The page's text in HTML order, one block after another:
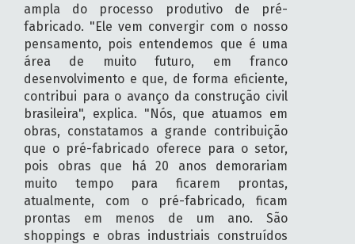
ampla do processo produtivo de pré-
fabricado. "Ele vem convergir com o nosso
pensamento, pois entendemos que é uma
área de muito futuro, em franco
desenvolvimento e que, de forma eficiente,
contribui para o avanço da construção civil
brasileira", explica. "Nós, que atuamos em
obras, constatamos a grande contribuição
que o pré-fabricado oferece para o setor,
pois obras que há 20 anos demorariam
muito tempo para ficarem prontas,
atualmente, com o pré-fabricado, ficam
prontas em menos de um ano. São
shoppings e obras industriais construídos